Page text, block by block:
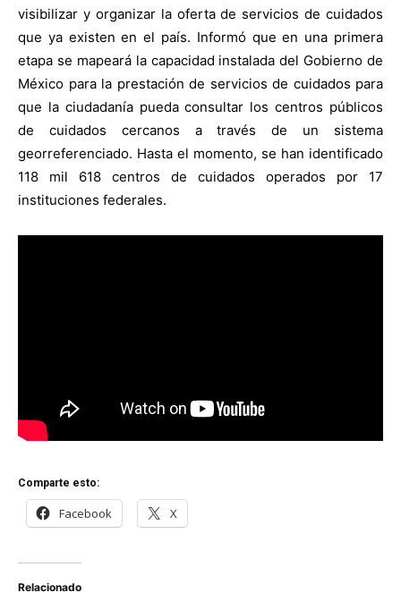
visibilizar y organizar la oferta de servicios de cuidados
que ya existen en el país. Informó que en una primera
etapa se mapeará la capacidad instalada del Gobierno de
México para la prestación de servicios de cuidados para
que la ciudadanía pueda consultar los centros públicos
de cuidados cercanos a través de un sistema
georreferenciado. Hasta el momento, se han identificado
118 mil 618 centros de cuidados operados por 17
instituciones federales.
Comparte esto:
Facebook X
Relacionado